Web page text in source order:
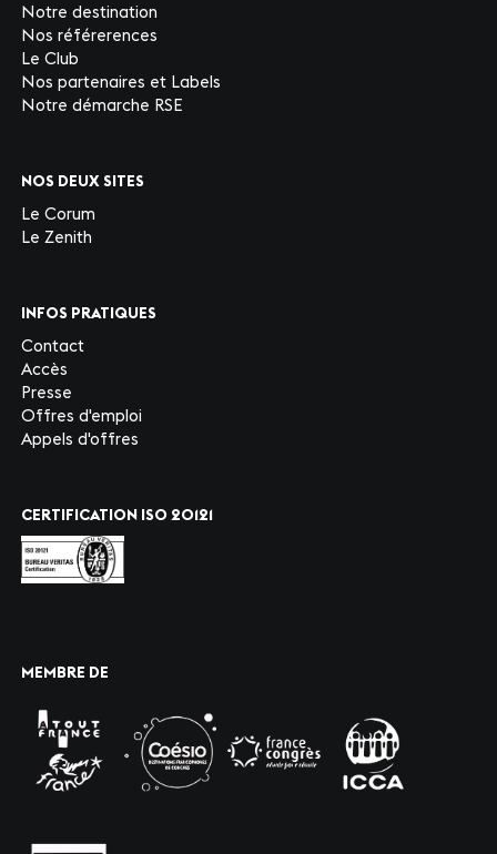
Notre destination
Nos référerences
Le Club
Nos partenaires et Labels
Notre démarche RSE
NOS DEUX SITES
Le Corum
Le Zenith
INFOS PRATIQUES
Contact
Accès
Presse
Offres d'emploi
Appels d'offres
CERTIFICATION ISO 20121
MEMBRE DE